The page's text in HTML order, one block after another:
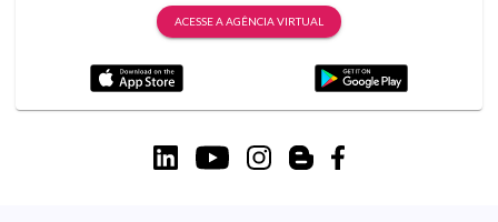
ACESSE A AGÊNCIA VIRTUAL